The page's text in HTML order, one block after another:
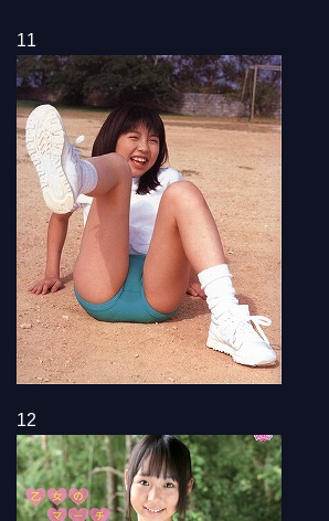
11
12